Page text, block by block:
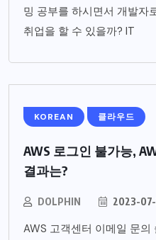
밍 공부를 하시면서 개발자
취업을 할 수 있을까? IT
KOREAN 클라우드
AWS 로그인 불가능,
결과는?
DOLPHIN 2023-
AWS 고객센터 이메일 문의